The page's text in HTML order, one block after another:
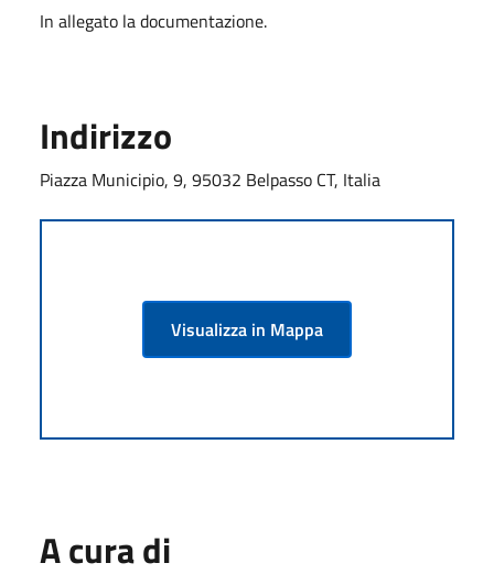
In allegato la documentazione.
Indirizzo
Piazza Municipio, 9, 95032 Belpasso CT, Italia
Visualizza in Mappa
A cura di